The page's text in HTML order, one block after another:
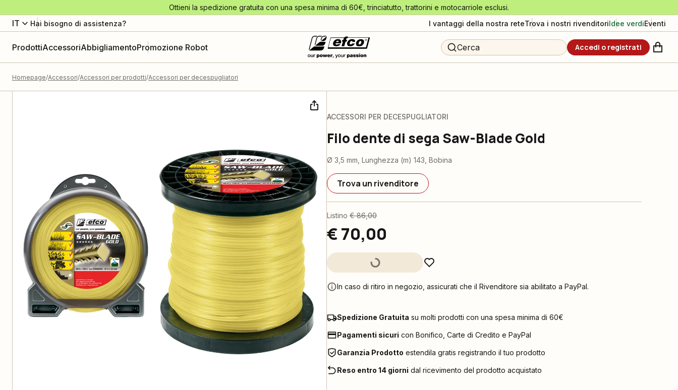
Ottieni la spedizione gratuita con una spesa minima di 60€, trinciatutto, trattorini e motocarriole esclusi.
IT Hai bisogno di assistenza? I vantaggi della nostra reteTrova i nostri rivenditoriIdee verdiEventi
ProdottiAccessoriAbbigliamentoPromozione Robot Cerca Accedi o registrati
Homepage Accessori Accessori per prodotti Accessori per decespugliatori
ACCESSORI PER DECESPUGLIATORI
Filo dente di sega Saw-Blade Gold
Ø 3,5 mm, Lunghezza (m) 143, Bobina
Trova un rivenditore
Listino € 86,00
€ 70,00
In caso di ritiro in negozio, assicurati che il Rivenditore sia abilitato a PayPal.
Spedizione Gratuita su molti prodotti con una spesa minima di 60€
Pagamenti sicuri con Bonifico, Carte di Credito e PayPal
Garanzia Prodotto estendila gratis registrando il tuo prodotto
Reso entro 14 giorni dal ricevimento del prodotto acquistato